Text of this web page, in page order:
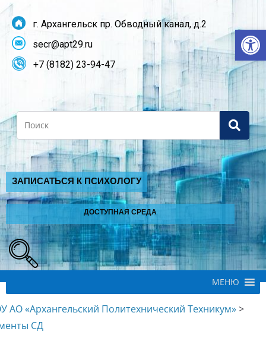
г. Архангельск пр. Обводный канал, д.2
secr@apt29.ru
+7 (8182) 23-94-47
Search
ЗАПИСАТЬСЯ К ПСИХОЛОГУ
ДОСТУПНАЯ СРЕДА
МЕНЮ
АО «Архангельский Политехнический Техникум»>
СД